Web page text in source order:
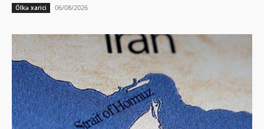
Ölkə xarici 06/08/2026